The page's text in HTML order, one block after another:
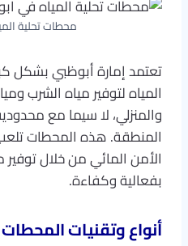
محطات تحلية
تعتمد إمارة أبوظبي بشكل
المياه لتوفير مياه الشرب
والمنزلي، لا سيما مع
المنطقة. هذه المحطات
الأمن المائي من خلال توفير
بفعالية وكفاءة.
أنواع وتقنيات المحطات